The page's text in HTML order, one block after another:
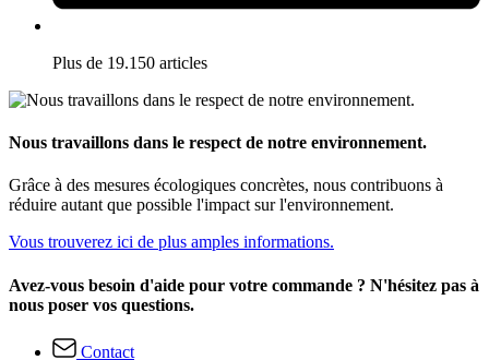
Plus de 19.150 articles
Nous travaillons dans le respect de notre environnement.
Grâce à des mesures écologiques concrètes, nous contribuons à
réduire autant que possible l'impact sur l'environnement.
Vous trouverez ici de plus amples informations.
Avez-vous besoin d'aide pour votre commande ? N'hésitez pas à
nous poser vos questions.
Contact